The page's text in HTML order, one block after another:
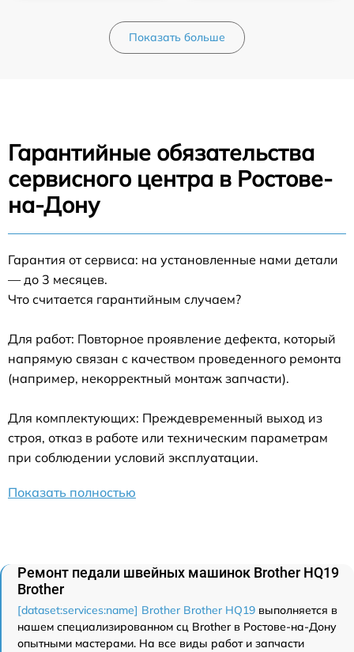
Показать больше
Гарантийные обязательства
сервисного центра в Ростове-
на-Дону
Гарантия от сервиса: на установленные нами детали
— до 3 месяцев.
Что считается гарантийным случаем?
Для работ: Повторное проявление дефекта, который
напрямую связан с качеством проведенного ремонта
(например, некорректный монтаж запчасти).
Для комплектующих: Преждевременный выход из
строя, отказ в работе или техническим параметрам
при соблюдении условий эксплуатации.
Показать полностью
Ремонт педали швейных машинок Brother HQ19
Brother
[dataset:services:name] Brother Brother HQ19 выполняется в
нашем специализированном сц Brother в Ростове-на-Дону
опытными мастерами. На все виды работ и запчасти